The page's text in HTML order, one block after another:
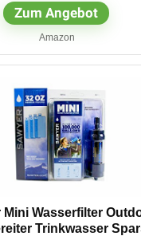
Zum Angebot
Amazon
Mini Wasserfilter
Trinkwasser